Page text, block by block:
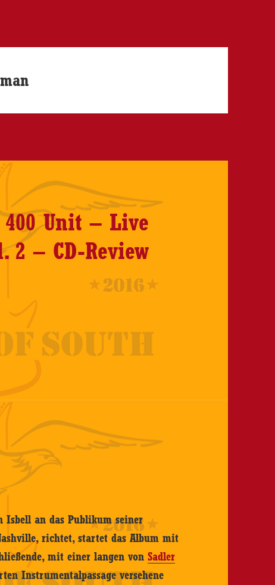
Unit – Live
2 – CD-Review
Isbell an das Publikum seiner
richtet, startet das Album mit
mit einer langen vonSadler
Instrumentalpassage versehene